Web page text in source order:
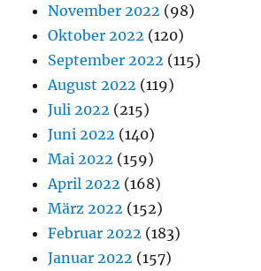
November 2022 (98)
Oktober 2022 (120)
September 2022 (115)
August 2022 (119)
Juli 2022 (215)
Juni 2022 (140)
Mai 2022 (159)
April 2022 (168)
März 2022 (152)
Februar 2022 (183)
Januar 2022 (157)